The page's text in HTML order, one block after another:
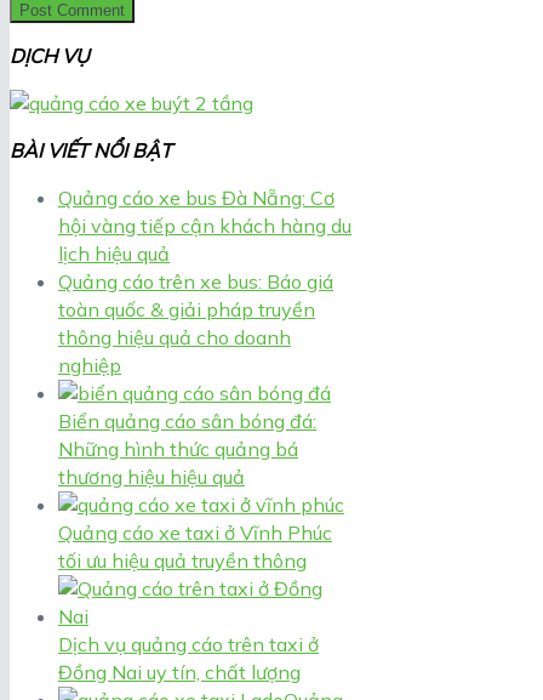
DỊCH VỤ
BÀI VIẾT NỔI BẬT
Quảng cáo xe bus Đà Nẵng: Cơ
hội vàng tiếp cận khách hàng du
lịch hiệu quả
Quảng cáo trên xe bus: Báo giá
toàn quốc & giải pháp truyền
thông hiệu quả cho doanh
nghiệp
Biển quảng cáo sân bóng đá:
Những hình thức quảng bá
thương hiệu hiệu quả
Quảng cáo xe taxi ở Vĩnh Phúc
tối ưu hiệu quả truyền thông
Dịch vụ quảng cáo trên taxi ở
Đồng Nai uy tín, chất lượng